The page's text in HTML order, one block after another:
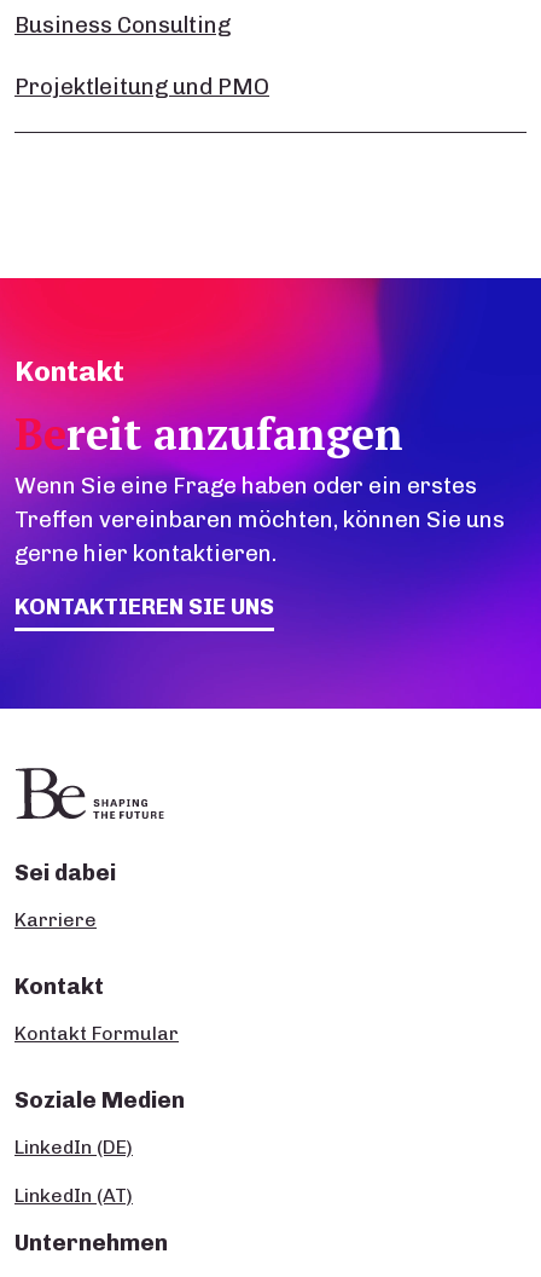
Business Consulting
Projektleitung und PMO
Kontakt
Bereit anzufangen
Wenn Sie eine Frage haben oder ein erstes
Treffen vereinbaren möchten, können Sie uns
gerne hier kontaktieren.
KONTAKTIEREN SIE UNS
Sei dabei
Karriere
Kontakt
Kontakt Formular
Soziale Medien
LinkedIn (DE)
LinkedIn (AT)
Unternehmen